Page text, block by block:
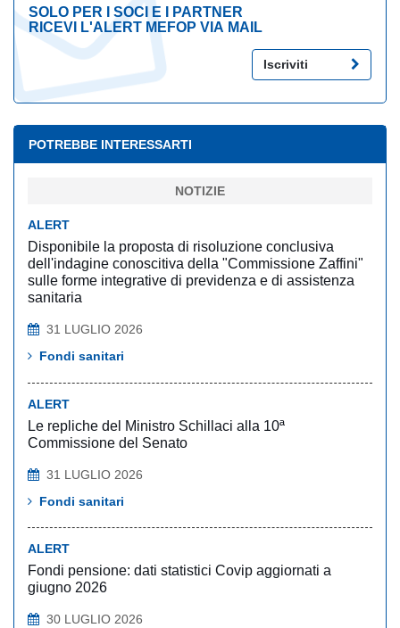
SOLO PER I SOCI E I PARTNER
RICEVI L'ALERT MEFOP VIA MAIL
Iscriviti
POTREBBE INTERESSARTI
NOTIZIE
ALERT
Disponibile la proposta di risoluzione conclusiva
dell'indagine conoscitiva della "Commissione Zaffini"
sulle forme integrative di previdenza e di assistenza
sanitaria
31 LUGLIO 2026
Fondi sanitari
ALERT
Le repliche del Ministro Schillaci alla 10ª
Commissione del Senato
31 LUGLIO 2026
Fondi sanitari
ALERT
Fondi pensione: dati statistici Covip aggiornati a
giugno 2026
30 LUGLIO 2026